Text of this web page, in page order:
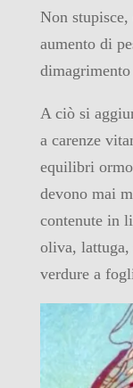
Non
aumento di
A ciò si
a carenze
equilibri
devono mai
contenute in
oliva, lattuga,
verdure a